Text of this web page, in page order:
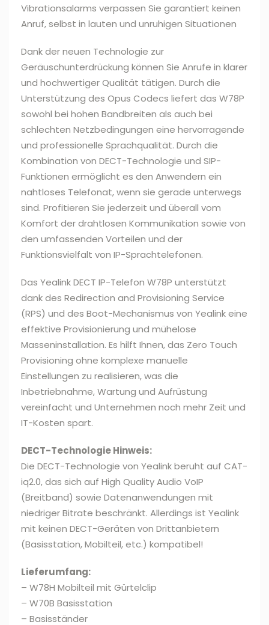
Vibrationsalarms verpassen Sie garantiert keinen
Anruf, selbst in lauten und unruhigen Situationen
Dank der neuen Technologie zur
Geräuschunterdrückung können Sie Anrufe in klarer
und hochwertiger Qualität tätigen. Durch die
Unterstützung des Opus Codecs liefert das W78P
sowohl bei hohen Bandbreiten als auch bei
schlechten Netzbedingungen eine hervorragende
und professionelle Sprachqualität. Durch die
Kombination von DECT-Technologie und SIP-
Funktionen ermöglicht es den Anwendern ein
nahtloses Telefonat, wenn sie gerade unterwegs
sind. Profitieren Sie jederzeit und überall vom
Komfort der drahtlosen Kommunikation sowie von
den umfassenden Vorteilen und der
Funktionsvielfalt von IP-Sprachtelefonen.
Das Yealink DECT IP-Telefon W78P unterstützt
dank des Redirection and Provisioning Service
(RPS) und des Boot-Mechanismus von Yealink eine
effektive Provisionierung und mühelose
Masseninstallation. Es hilft Ihnen, das Zero Touch
Provisioning ohne komplexe manuelle
Einstellungen zu realisieren, was die
Inbetriebnahme, Wartung und Aufrüstung
vereinfacht und Unternehmen noch mehr Zeit und
IT-Kosten spart.
DECT-Technologie Hinweis:
Die DECT-Technologie von Yealink beruht auf CAT-
iq2.0, das sich auf High Quality Audio VoIP
(Breitband) sowie Datenanwendungen mit
niedriger Bitrate beschränkt. Allerdings ist Yealink
mit keinen DECT-Geräten von Drittanbietern
(Basisstation, Mobilteil, etc.) kompatibel!
Lieferumfang:
– W78H Mobilteil mit Gürtelclip
– W70B Basisstation
– Basisständer